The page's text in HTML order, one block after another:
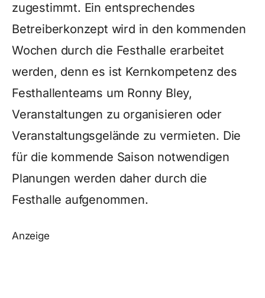
zugestimmt. Ein entsprechendes
Betreiberkonzept wird in den kommenden
Wochen durch die Festhalle erarbeitet
werden, denn es ist Kernkompetenz des
Festhallenteams um Ronny Bley,
Veranstaltungen zu organisieren oder
Veranstaltungsgelände zu vermieten. Die
für die kommende Saison notwendigen
Planungen werden daher durch die
Festhalle aufgenommen.
Anzeige